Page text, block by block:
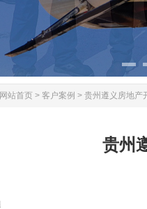
网站首页 > 客户案例 > 贵州遵义房地产
贵州